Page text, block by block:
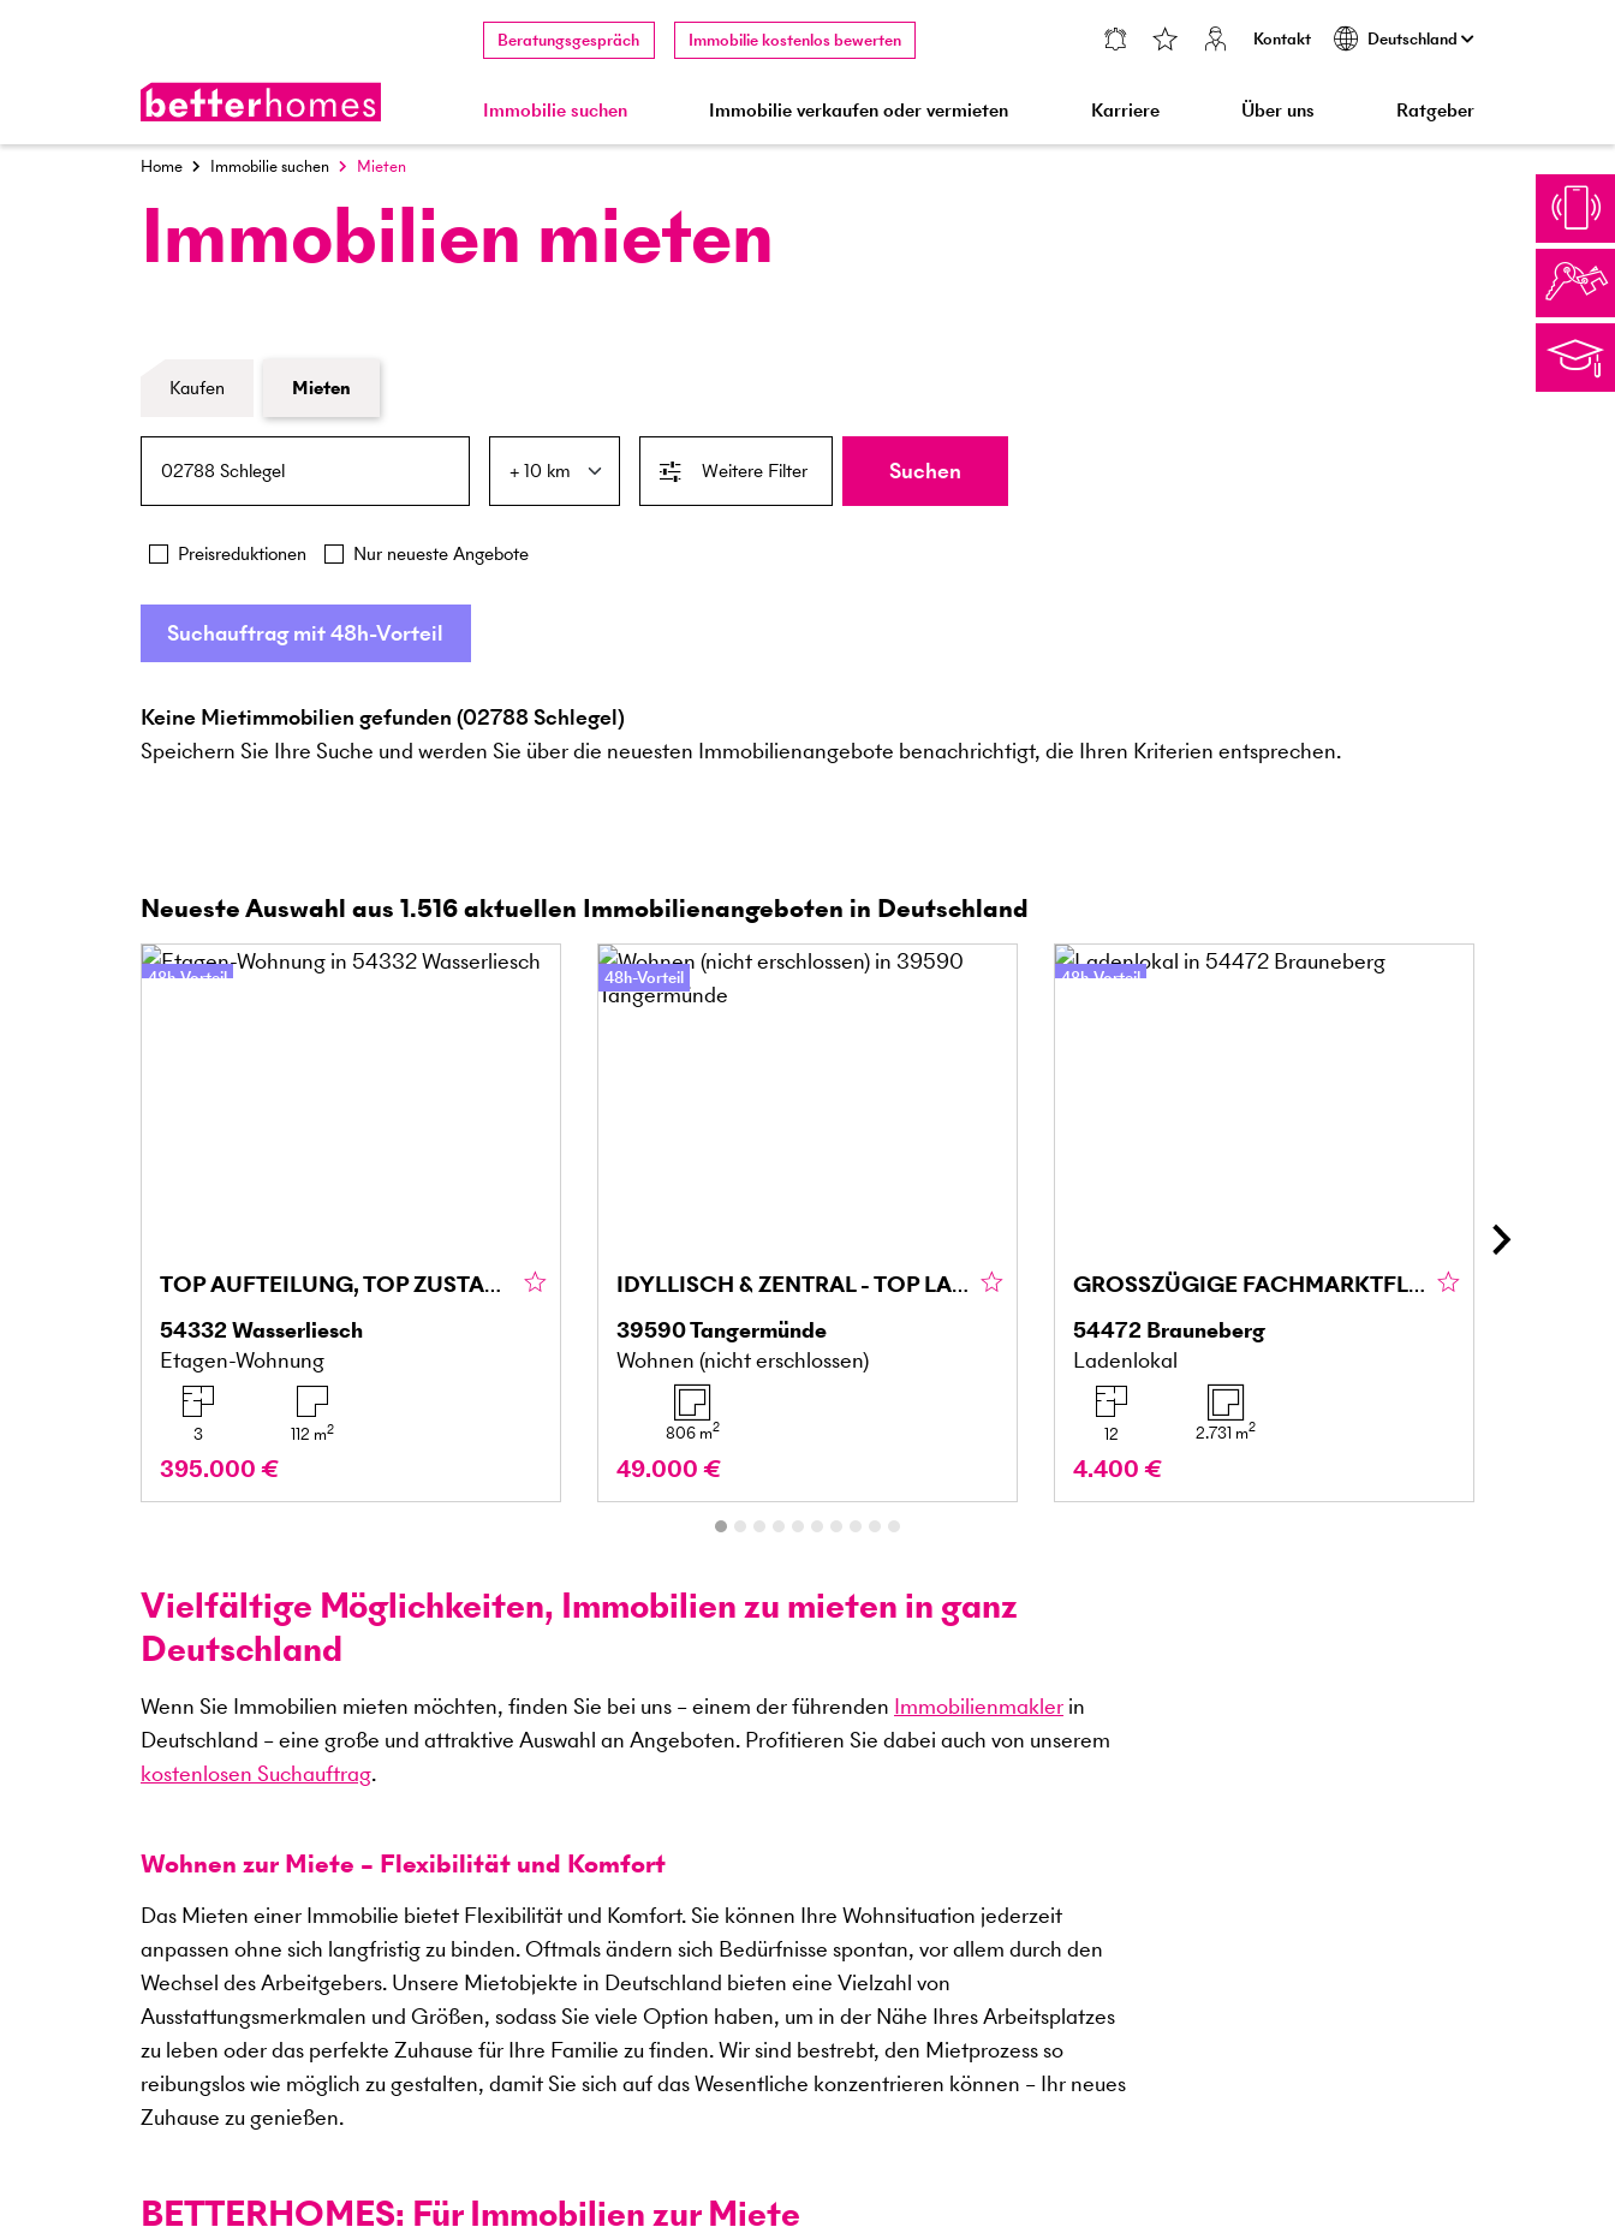
Beratungsgespräch Immobilie kostenlos bewerten Kontakt Deutschland
Immobilie suchen Immobilie verkaufen oder vermieten Karriere Über uns Ratgeber
Home Immobilie suchen Mieten
Immobilien mieten
Formular Immobiliensuche
Kaufen
Mieten
Weitere Filter
Preisreduktionen Nur neueste Angebote
Suchen
Suchauftrag mit 48h-Vorteil
Keine Mietimmobilien gefunden (02788 Schlegel)
Speichern Sie Ihre Suche und werden Sie über die neuesten Immobilienangebote benachrichtigt, die Ihren Kriterien entsprechen.
Neueste Auswahl aus 1.516aktuellen Immobilienangeboten in Deutschland
48h-Vorteil
TOP AUFTEILUNG, TOP ZUSTAND, FAMIELIENFREUNDLICH
54332Wasserliesch
Etagen-Wohnung
3 112 m2
395.000 €
48h-Vorteil
IDYLLISCH & ZENTRAL - TOP LAGE MIT POTENZIAL
39590Tangermünde
Wohnen (nicht erschlossen)
806 m2
49.000 €
48h-Vorteil
GROSSZÜGIGE FACHMARKTFLÄCHE IN BRAUNEBERG
54472 Brauneberg
Ladenlokal
12 2.731 m2
4.400 €
Vielfältige Möglichkeiten, Immobilien zu mieten in ganz
Deutschland
Wenn Sie Immobilien mieten möchten, finden Sie bei uns – einem der führenden Immobilienmakler in
Deutschland – eine große und attraktive Auswahl an Angeboten. Profitieren Sie dabei auch von unserem
kostenlosen Suchauftrag.
Wohnen zur Miete – Flexibilität und Komfort
Das Mieten einer Immobilie bietet Flexibilität und Komfort. Sie können Ihre Wohnsituation jederzeit
anpassen ohne sich langfristig zu binden. Oftmals ändern sich Bedürfnisse spontan, vor allem durch den
Wechsel des Arbeitgebers. Unsere Mietobjekte in Deutschland bieten eine Vielzahl von
Ausstattungsmerkmalen und Größen, sodass Sie viele Option haben, um in der Nähe Ihres Arbeitsplatzes
zu leben oder das perfekte Zuhause für Ihre Familie zu finden. Wir sind bestrebt, den Mietprozess so
reibungslos wie möglich zu gestalten, damit Sie sich auf das Wesentliche konzentrieren können – Ihr neues
Zuhause zu genießen.
BETTERHOMES: Für Immobilien zur Miete